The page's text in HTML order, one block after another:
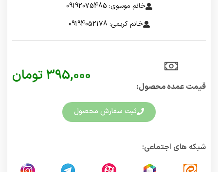
خانم موسوی: 09192075485
خانم کریمی: 09194052178
قیمت عمده محصول:​
395,000 تومان
ثبت سفارش محصول
شبکه های اجتماعی: